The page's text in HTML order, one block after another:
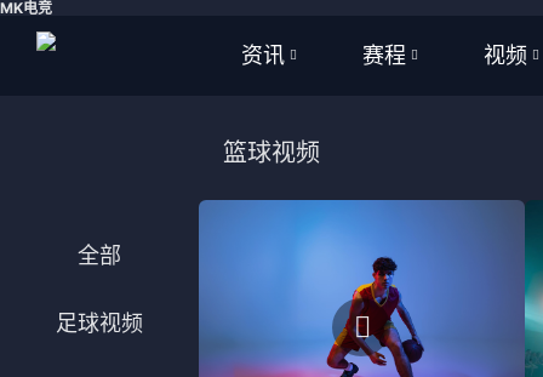
MK电竞
资讯 赛程
NBA
CBA
视频
全部
足球视频
篮球视频